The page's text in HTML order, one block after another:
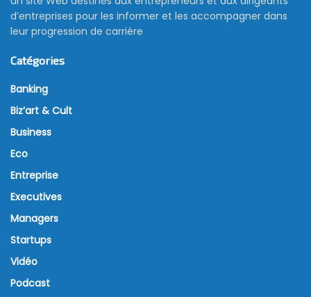
d’entreprises pour les informer et les accompagner dans
leur progression de carrière
Catégories
Banking
Biz’art & Cult
Business
Eco
Entreprise
Executives
Managers
Startups
Vidéo
Podcast